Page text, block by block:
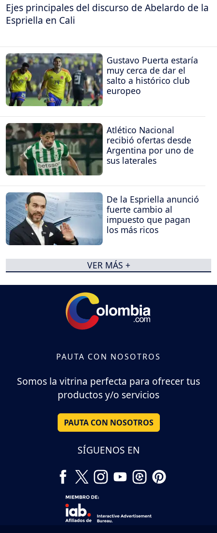
Ejes principales del discurso de Abelardo de la
Espriella en Cali
Gustavo Puerta estaría
muy cerca de dar el
salto a histórico club
europeo
Atlético Nacional
recibió ofertas desde
Argentina por uno de
sus laterales
De la Espriella anunció
fuerte cambio al
impuesto que pagan
los más ricos
VER MÁS +
PAUTA CON NOSOTROS
Somos la vitrina perfecta para ofrecer tus
productos y/o servicios
PAUTA CON NOSOTROS
SÍGUENOS EN